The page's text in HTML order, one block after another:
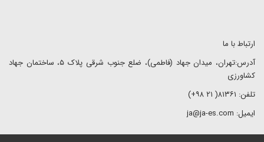
ارتباط با ما
آدرس:تهران، میدان جهاد (فاطمی)، ضلع جنوب شرقی پلاک ۵، ساختمان جهاد
کشاورزی
تلفن: ۸۱۳۶۱( ۲۱ ۹۸+)
ایمیل: ja@ja-es.com